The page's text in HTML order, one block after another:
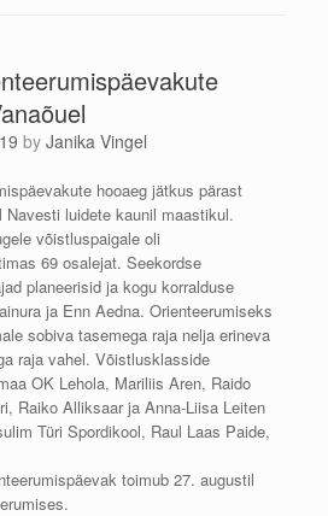
by Janika Vingel
hooaeg jätkus pärast
Navesti luidete kaunil maastikul.
võistluspaigale oli
69 osalejat. Seekordse
planeerisid ja kogu korralduse
ja Enn Aedna. Orienteerumiseks
sobiva tasemega raja nelja erineva
raja vahel. Võistlusklasside
OK Lehola, Mariliis Aren, Raido
Raiko Alliksaar ja Anna-Liisa Leiten
Türi Spordikool, Raul Laas Paide,
toimub 27. augustil